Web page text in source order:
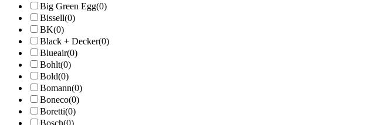
Big Green Egg(0)
Bissell(0)
BK(0)
Black + Decker(0)
Blueair(0)
Bohlt(0)
Bold(0)
Bomann(0)
Boneco(0)
Boretti(0)
Bosch(0)